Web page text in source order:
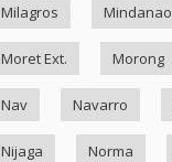
Milagros Mindanao
Moret Ext. Morong
Nav Navarro
Nijaga Norma